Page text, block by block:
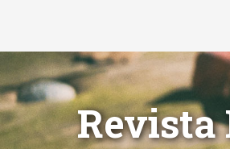
Revista